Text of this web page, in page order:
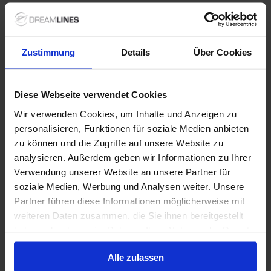
Zustimmung Details Über Cookies
Diese Webseite verwendet Cookies
Wir verwenden Cookies, um Inhalte und Anzeigen zu
personalisieren, Funktionen für soziale Medien anbieten
zu können und die Zugriffe auf unsere Website zu
analysieren. Außerdem geben wir Informationen zu Ihrer
Verwendung unserer Website an unsere Partner für
soziale Medien, Werbung und Analysen weiter. Unsere
Partner führen diese Informationen möglicherweise mit
weiteren Daten zusammen, die Sie ihnen bereitgestellt
gesammelt haben.
Alle zulassen
Verdere informatie
Optionele diensten
1 / 15
Carnival Miracle
Beleef een geweldige vakantie aan boord van de